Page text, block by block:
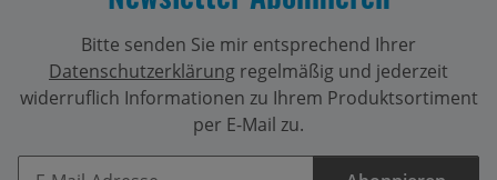
Bitte senden Sie mir entsprechend Ihrer
Datenschutzerklärung regelmäßig und jederzeit
widerruflich Informationen zu Ihrem Produktsortiment
per E-Mail zu.